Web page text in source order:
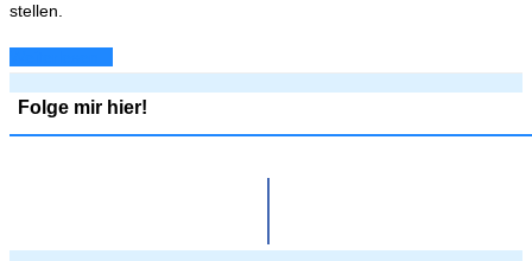
stellen.
Folge mir hier!